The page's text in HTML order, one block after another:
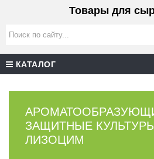
Товары для
КАТАЛОГ
ЗАЩИТНЫЕ
ЛИЗОЦИМ